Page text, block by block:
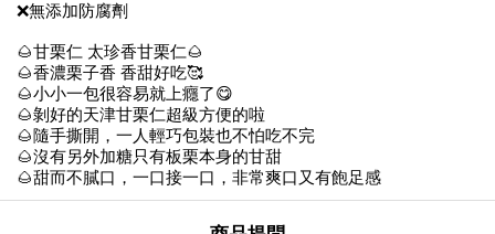
❌無添加防腐劑
🌰甘栗仁 太珍香甘栗仁🌰
🌰香濃栗子香 香甜好吃🥰
🌰小小一包很容易就上癮了😋
🌰剝好的天津甘栗仁超級方便的啦
🌰隨手撕開，一人輕巧包裝也不怕吃不完
🌰沒有另外加糖只有板栗本身的甘甜
🌰甜而不膩口，一口接一口，非常爽口又有飽足感